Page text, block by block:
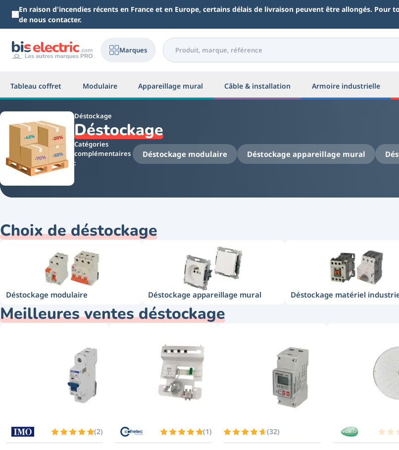
Aller au contenu principal
En raison d'incendies récents en France et en Europe, certains délais de livraison peuvent être allongés.
de nous contacter.
Marques
Tableau coffret Modulaire Appareillage mural Câble & installation Armoire industrielle
Déstockage
Déstockage
Catégories
complémentaires
:
Déstockage modulaire Déstockage appareillage mural
Choix de déstockage
Déstockage modulaire Déstockage appareillage mural Déstockage matériel
Meilleures ventes déstockage
(2) (1) (32)